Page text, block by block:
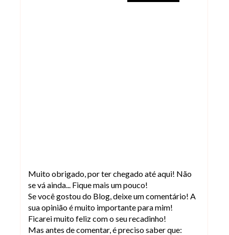
Muito obrigado, por ter chegado até aqui! Não
se vá ainda... Fique mais um pouco!
Se você gostou do Blog, deixe um comentário! A
sua opinião é muito importante para mim!
Ficarei muito feliz com o seu recadinho!
Mas antes de comentar, é preciso saber que: